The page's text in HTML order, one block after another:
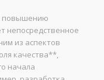
повышению
непосредственное
из аспектов
качества**,
начала